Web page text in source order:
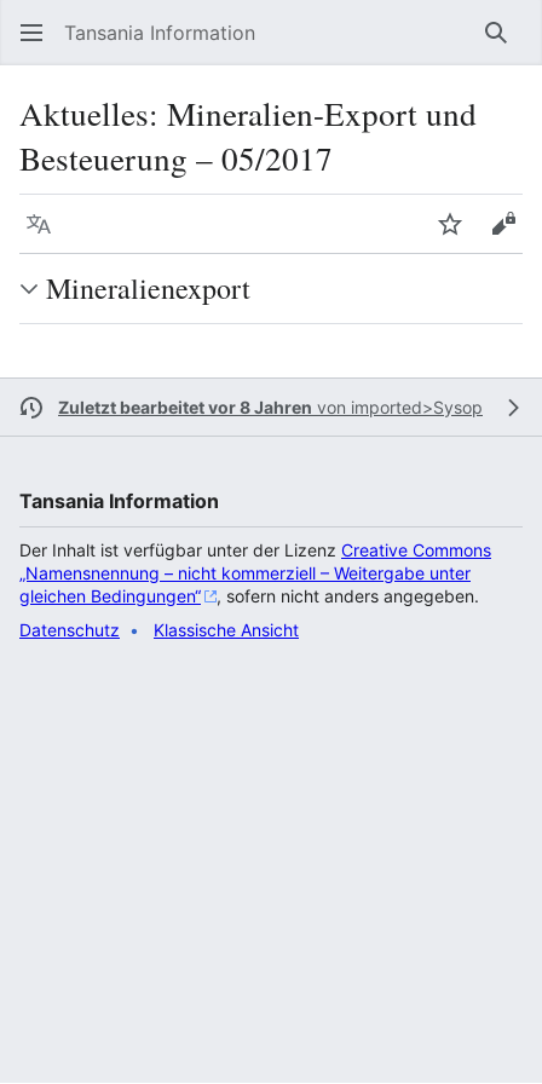
Tansania Information
Aktuelles: Mineralien-Export und
Besteuerung – 05/2017
Sprache
Mineralienexport
Zuletzt bearbeitet vor 8 Jahren von imported>Sysop
Tansania Information
Der Inhalt ist verfügbar unter der Lizenz Creative Commons
„Namensnennung – nicht kommerziell – Weitergabe unter
gleichen Bedingungen“
, sofern nicht anders angegeben.
Datenschutz
Klassische Ansicht